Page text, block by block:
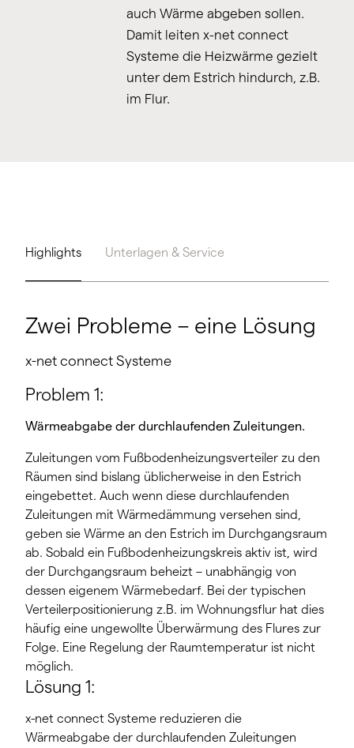
auch Wärme abgeben sollen.
Damit leiten x-net connect
Systeme die Heizwärme gezielt
unter dem Estrich hindurch, z.B.
im Flur.
Highlights Unterlagen & Service
Zwei Probleme – eine Lösung
x-net connect Systeme
Problem 1:
Wärmeabgabe der durchlaufenden Zuleitungen.
Zuleitungen vom Fußbodenheizungsverteiler zu den
Räumen sind bislang üblicherweise in den Estrich
eingebettet. Auch wenn diese durchlaufenden
Zuleitungen mit Wärmedämmung versehen sind,
geben sie Wärme an den Estrich im Durchgangsraum
ab. Sobald ein Fußbodenheizungskreis aktiv ist, wird
der Durchgangsraum beheizt – unabhängig von
dessen eigenem Wärmebedarf. Bei der typischen
Verteilerpositionierung z.B. im Wohnungsflur hat dies
häufig eine ungewollte Überwärmung des Flures zur
Folge. Eine Regelung der Raumtemperatur ist nicht
möglich.
Lösung 1:
x-net connect Systeme reduzieren die
Wärmeabgabe der durchlaufenden Zuleitungen